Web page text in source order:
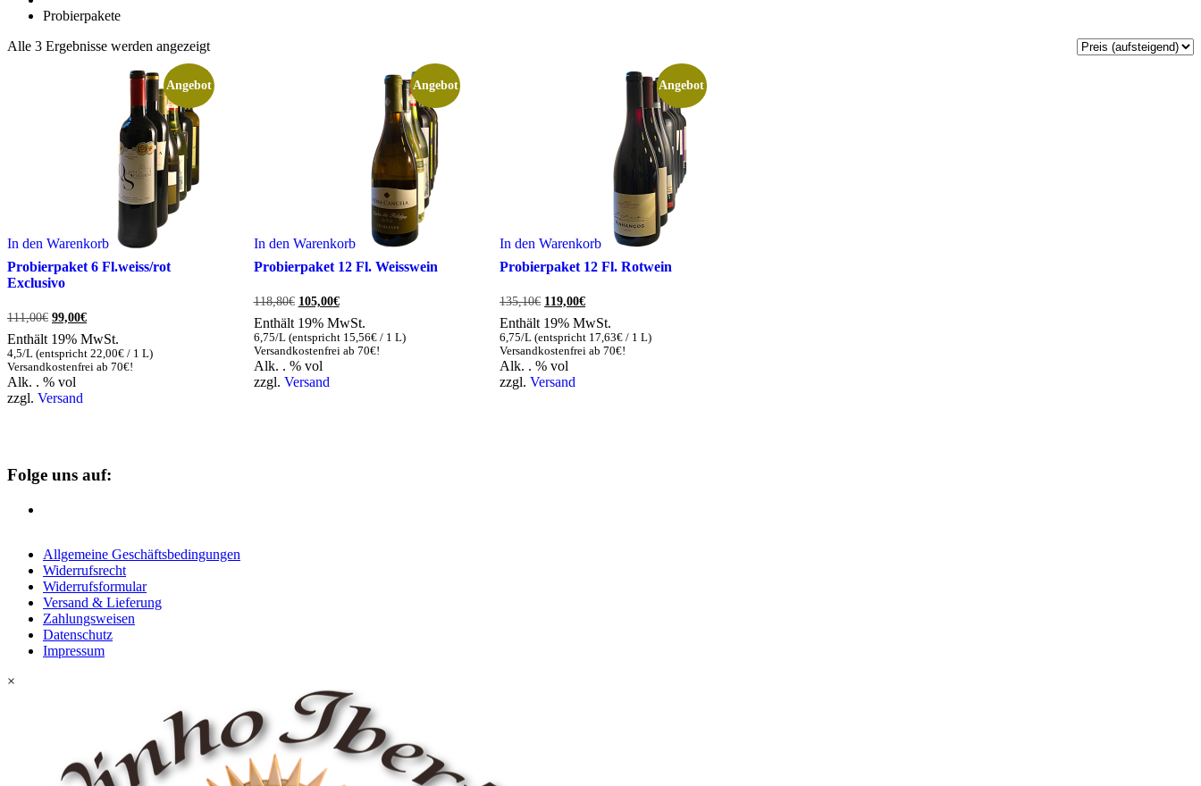
Probierpakete
Alle 3 Ergebnisse werden angezeigtNach
sortiert:
aufsteigend
In den Warenkorb
Angebot
Probierpaket 6 Fl.weiss/rot
Exclusivo
111,00€ Ursprünglicher
war:
111,00€
99,00€Aktueller
ist:
99,00€.
Enthält 19% MwSt.
4,5/L (entspricht 22,00€ / 1 L)
Versandkostenfrei ab 70€!
Alk. . % vol
zzgl. Versand
In den Warenkorb
Angebot
Probierpaket 12 Fl. Weisswein
118,80€ Ursprünglicher
war:
118,80€
105,00€Aktueller
ist:
105,00€.
Enthält 19% MwSt.
6,75/L (entspricht 15,56€/ 1 L)
Versandkostenfrei ab 70€!
Alk. . % vol
zzgl. Versand
In den Warenkorb
Angebot
Probierpaket 12 Fl. Rotwein
135,10€ Ursprünglicher
war:
135,10€
119,00€Aktueller
ist:
119,00€.
Enthält 19% MwSt.
6,75/L (entspricht 17,63€ / 1 L)
Versandkostenfrei ab 70€!
Alk. . % vol
zzgl.Versand
Folge uns auf:
Allgemeine Geschäftsbedingungen
Widerrufsrecht
Widerrufsformular
Versand & Lieferung
Zahlungsweisen
Datenschutz
Impressum
×